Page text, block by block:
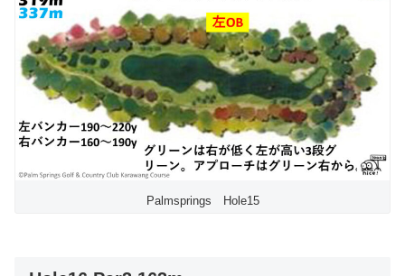
Palmsprings Hole15